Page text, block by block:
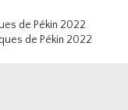
de Pékin 2022
de Pékin 2022